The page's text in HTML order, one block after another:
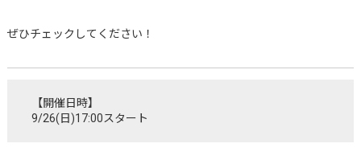
ぜひチェックしてください！
【開催日時】
9/26(日)17:00スタート